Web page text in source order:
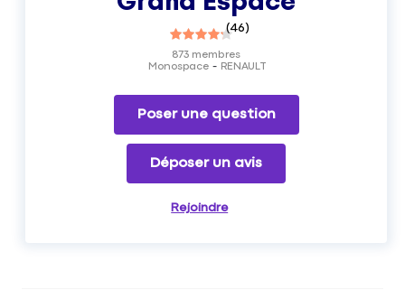
(46)
Monospace RENAULT
873 membres
Poser une question
Déposer un avis
Rejoindre